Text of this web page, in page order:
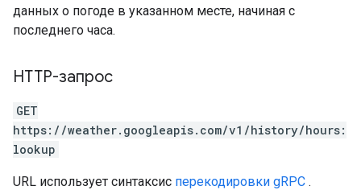
данных о погоде в указанном месте, начиная с
последнего часа.
HTTP-запрос
GET
https://weather.googleapis.com/v1/history/hours:
lookup
URL использует синтаксис перекодировки gRPC .